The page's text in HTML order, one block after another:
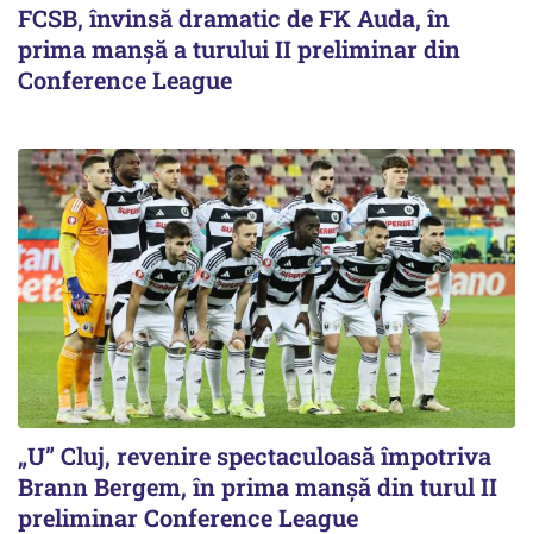
FCSB, învinsă dramatic de FK Auda, în
prima manșă a turului II preliminar din
Conference League
„U” Cluj, revenire spectaculoasă împotriva
Brann Bergem, în prima manșă din turul II
preliminar Conference League